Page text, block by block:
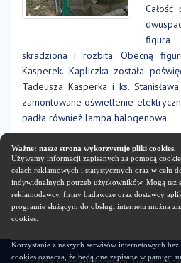
figura
skradziona i rozbita. Obecną
Kasperek. Kapliczka została
Tadeusza Kasperka i ks.
zamontowane oświetlenie
padła również lampa halogenowa.
Ważne: nasze strona wykorzystuje pliki cookies.
Używamy informacji zapisanych za pomocą
celach reklamowych i statystycznych oraz w celu
indywidualnych potrzeb użytkowników. Mogą też
reklamodawcy, firmy badawcze oraz dostawcy
programie służącym do obsługi internetu można
cookies.
Korzystanie z naszych serwisów internetowych
cookies oznacza, że będą one zapisane w pamięci